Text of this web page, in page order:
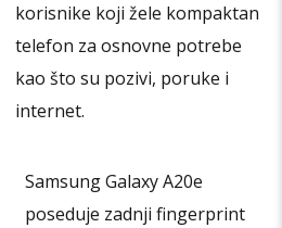
korisnike koji žele kompaktan
telefon za osnovne potrebe
kao što su pozivi, poruke i
internet.
Samsung Galaxy A20e
poseduje zadnji fingerprint